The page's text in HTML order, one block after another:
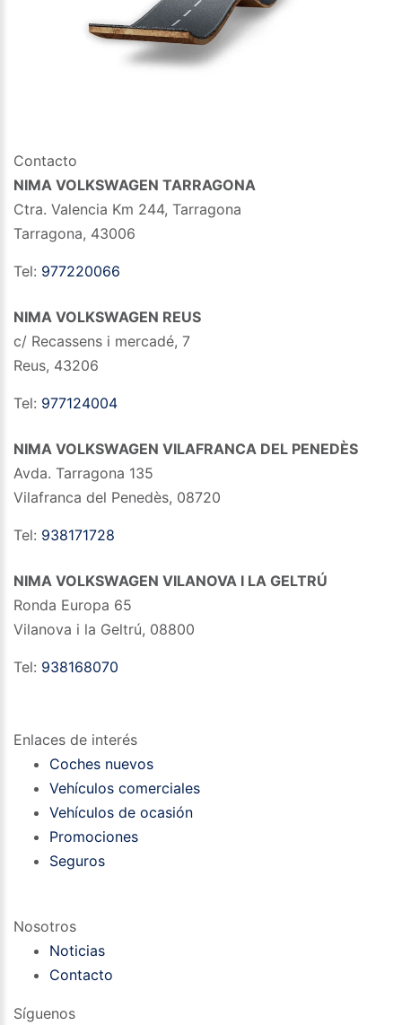
Contacto
NIMA VOLKSWAGEN TARRAGONA
Ctra. Valencia Km 244, Tarragona
Tarragona, 43006
Tel: 977220066
NIMA VOLKSWAGEN REUS
c/ Recassens i mercadé, 7
Reus, 43206
Tel: 977124004
NIMA VOLKSWAGEN VILAFRANCA DEL PENEDÈS
Avda. Tarragona 135
Vilafranca del Penedès, 08720
Tel: 938171728
NIMA VOLKSWAGEN VILANOVA I LA GELTRÚ
Ronda Europa 65
Vilanova i la Geltrú, 08800
Tel: 938168070
Enlaces de interés
Coches nuevos
Vehículos comerciales
Vehículos de ocasión
Promociones
Seguros
Nosotros
Noticias
Contacto
Síguenos